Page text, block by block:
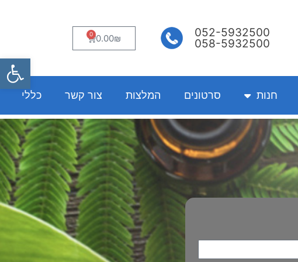
052-5932500
058-5932500
0.00₪
0
עגלת
קניות
חנות סרטונים המלצות צור קשר כללי